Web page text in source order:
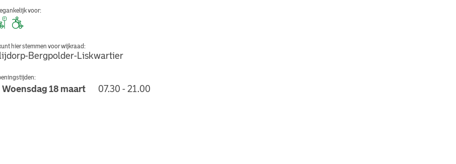
voor:
hier stemmen voor wijkraad:
Bergpolder-Liskwartier
Woensdag 18 maart 07.30 - 21.00